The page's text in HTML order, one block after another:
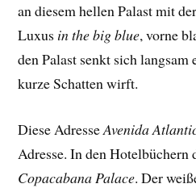
an diesem hellen Palast mit
Luxus in the big blue, vorne
den Palast senkt sich langsam
kurze Schatten wirft.
Diese AdresseAvenida
Adresse. In den Hotelbüchern
Copacabana Palace. Der